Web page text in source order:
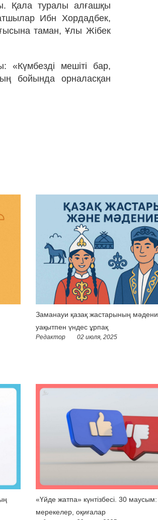
Қала туралы алғашқы
Ибн Хордадбек,
таман, Ұлы Жібек
мешіті бар,
бойында орналасқан
Заманауи қазақ жастарының мәдени
уақытпен үндес ұрпақ
Редактор 02 июля, 2025
«Үйде жатпа» күнтізбесі. 30 маусым:
мерекелер, оқиғалар